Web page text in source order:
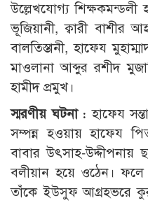
উল্লেখযোগ্য শিক্ষকমন্ডলী
ভূজিয়ানী, ক্বারী বাশীর
বালতিস্তানী, হাফেয
মাওলানা আব্দুর রশীদ
হামীদ প্রমুখ।
স্মরণীয় ঘটনা :হাফেয
সম্পন্ন হওয়ায় হাফেয
বাবার উৎসাহ-উদ্দীপনায়
বলীয়ান হয়ে ওঠেন।
তাঁকে ইউসুফ আগ্রহভরে